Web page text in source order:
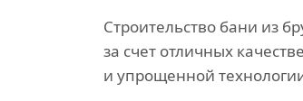
Строительство бани из
за счет отличных
и упрощенной